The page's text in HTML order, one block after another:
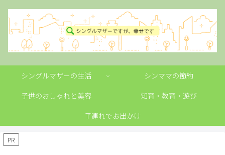
シングルマザーの生活
シンママの節約
子供のおしゃれと美容
知育・教育・遊び
子連れでお出かけ
PR